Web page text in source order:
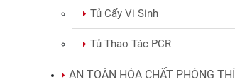
Tủ Cấy Vi Sinh
Tủ Thao Tác PCR
AN TOÀN HÓA CHẤT PHÒNG THÍ